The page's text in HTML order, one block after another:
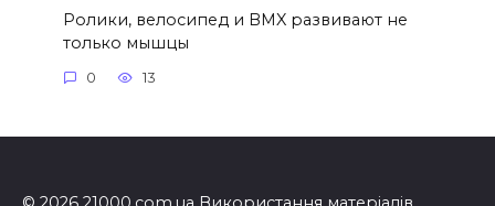
Ролики, велосипед и BMX развивают не
только мышцы
0 13